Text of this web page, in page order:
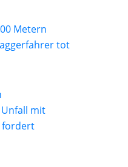
Metern
tot
Unfall mit
fordert